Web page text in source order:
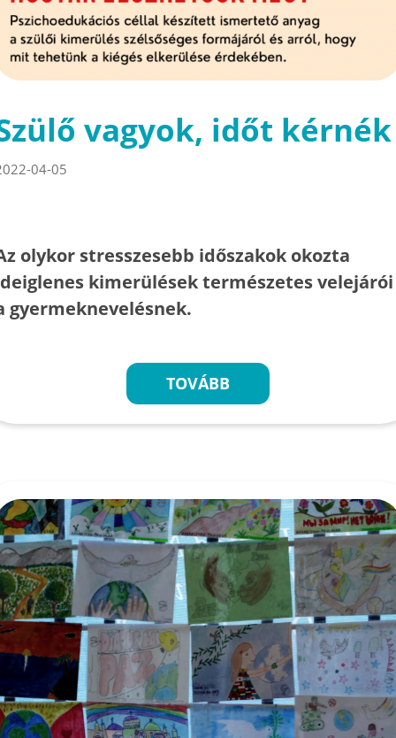
vagyok, időt kérnék
04-05
olykor stresszesebb időszakok okozta
kimerülések természetes velejárói
gyermeknevelésnek.
TOVÁBB